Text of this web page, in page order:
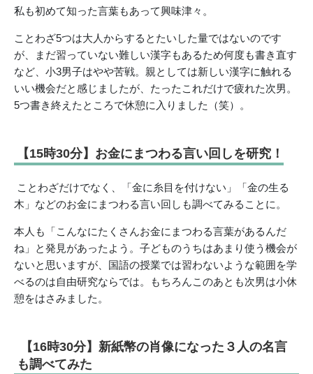
私も初めて知った言葉もあって興味津々。
ことわざ5つは大人からするとたいした量ではないのです
が、まだ習っていない難しい漢字もあるため何度も書き直す
など、小3男子はやや苦戦。親としては新しい漢字に触れる
いい機会だと感じましたが、たったこれだけで疲れた次男。
5つ書き終えたところで休憩に入りました（笑）。
【15時30分】お金にまつわる言い回しを研究！
ことわざだけでなく、「金に糸目を付けない」「金の生る
木」などのお金にまつわる言い回しも調べてみることに。
本人も「こんなにたくさんお金にまつわる言葉があるんだ
ね」と発見があったよう。子どものうちはあまり使う機会が
ないと思いますが、国語の授業では習わないような範囲を学
べるのは自由研究ならでは。もちろんこのあとも次男は小休
憩をはさみました。
【16時30分】新紙幣の肖像になった３人の名言
も調べてみた